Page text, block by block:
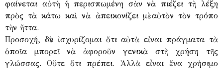
φαίνεται αὐτὴ ἡ περισπωμένη σὰν νὰ πιέζει τὴ λέξη
πρὸς τὰ κάτω καὶ νὰ ἀπεικονίζει μὲ αὐτὸν τὸν τρόπο
τὴν ἥττα.
Προσοχή, δὲν ἰσχυρίζομαι ὅτι αὐτὰ εἶναι πράγματα τὰ
ὁποῖα μπορεῖ νὰ ἀφοροῦν γενικὰ στὴ χρήση τῆς
γλώσσας. Οὔτε ὅτι πρέπει. Ἀλλὰ εἶναι ἕνα χρήσιμο